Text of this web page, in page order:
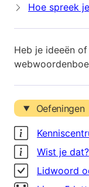
Hoe spreek
Heb je ideeën
Oefeningen
Wist je dat?
Lidwoord